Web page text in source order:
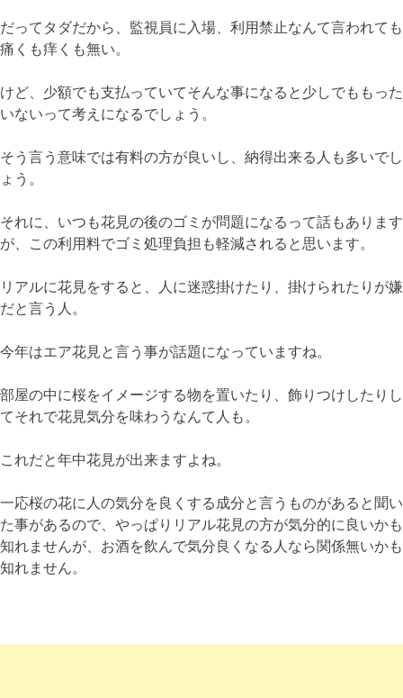
だってタダだから、監視員に入場、利用禁止なんて言われても
痛くも痒くも無い。
けど、少額でも支払っていてそんな事になると少しでももった
いないって考えになるでしょう。
そう言う意味では有料の方が良いし、納得出来る人も多いでし
ょう。
それに、いつも花見の後のゴミが問題になるって話もあります
が、この利用料でゴミ処理負担も軽減されると思います。
リアルに花見をすると、人に迷惑掛けたり、掛けられたりが嫌
だと言う人。
今年はエア花見と言う事が話題になっていますね。
部屋の中に桜をイメージする物を置いたり、飾りつけしたりし
てそれで花見気分を味わうなんて人も。
これだと年中花見が出来ますよね。
一応桜の花に人の気分を良くする成分と言うものがあると聞い
た事があるので、やっぱりリアル花見の方が気分的に良いかも
知れませんが、お酒を飲んで気分良くなる人なら関係無いかも
知れません。